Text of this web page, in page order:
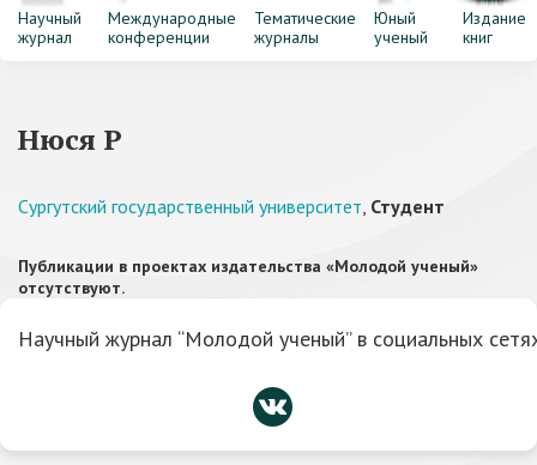
Научный
журнал
Международные
конференции
Тематические
журналы
Юный
ученый
Издание
книг
Нюся Р
Сургутский государственный университет, Студент
Публикации в проектах издательства «Молодой ученый»
отсутствуют.
Научный журнал “Молодой ученый” в социальных